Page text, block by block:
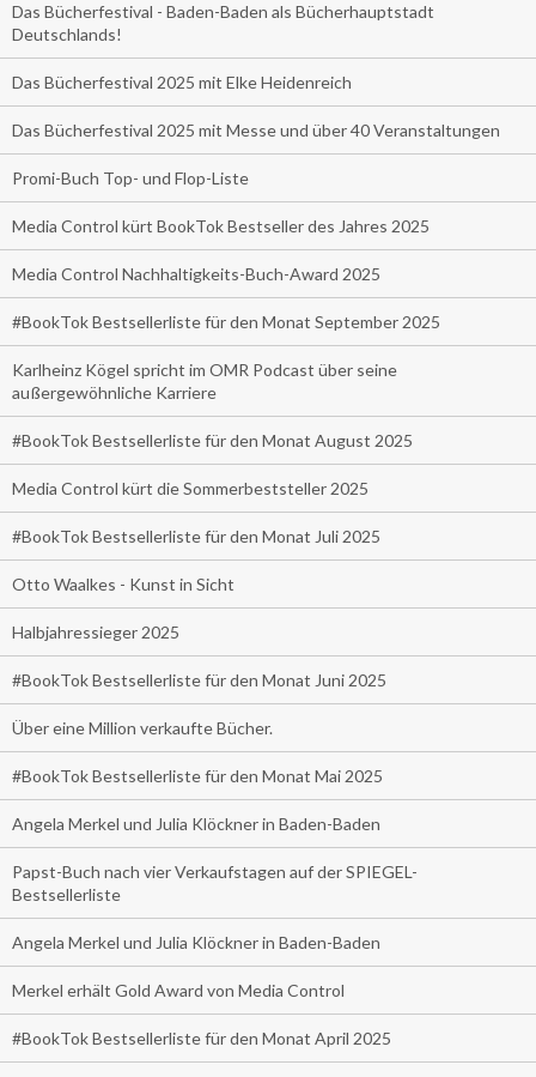
Das Bücherfestival - Baden-Baden als Bücherhauptstadt
Deutschlands!
Das Bücherfestival 2025 mit Elke Heidenreich
Das Bücherfestival 2025 mit Messe und über 40 Veranstaltungen
Promi-Buch Top- und Flop-Liste
Media Control kürt BookTok Bestseller des Jahres 2025
Media Control Nachhaltigkeits-Buch-Award 2025
#BookTok Bestsellerliste für den Monat September 2025
Karlheinz Kögel spricht im OMR Podcast über seine
außergewöhnliche Karriere
#BookTok Bestsellerliste für den Monat August 2025
Media Control kürt die Sommerbeststeller 2025
#BookTok Bestsellerliste für den Monat Juli 2025
Otto Waalkes - Kunst in Sicht
Halbjahressieger 2025
#BookTok Bestsellerliste für den Monat Juni 2025
Über eine Million verkaufte Bücher.
#BookTok Bestsellerliste für den Monat Mai 2025
Angela Merkel und Julia Klöckner in Baden-Baden
Papst-Buch nach vier Verkaufstagen auf der SPIEGEL-
Bestsellerliste
Angela Merkel und Julia Klöckner in Baden-Baden
Merkel erhält Gold Award von Media Control
#BookTok Bestsellerliste für den Monat April 2025